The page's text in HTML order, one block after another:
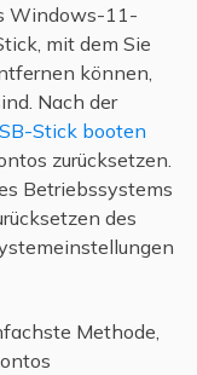
Windows-11-
mit dem Sie
können,
Nach der
Stick booten
zurücksetzen.
Betriebssystems
des
Methode,